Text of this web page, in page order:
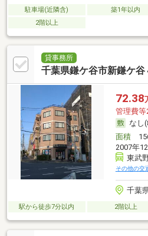
駐車場(近隣含) 築1年以内
2階以上
貸事務所
千葉県鎌ケ谷市新鎌ケ谷
72.38
管理費等
なし
面積
2007年
東武
その他の交
千葉
駅から徒歩7分以内 2階以上